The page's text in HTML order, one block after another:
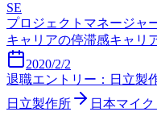
SE
プロジェクトマネージャ
キャリアの停滞感キャリ
2020/2/2
退職エントリー：日立製
日立製作所
日本マイ